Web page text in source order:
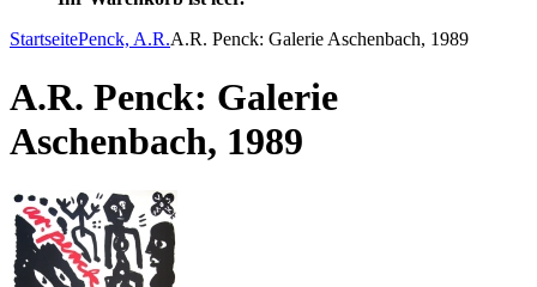
StartseitePenck, A.R.A.R. Penck: Galerie Aschenbach, 1989
A.R. Penck: Galerie
Aschenbach, 1989